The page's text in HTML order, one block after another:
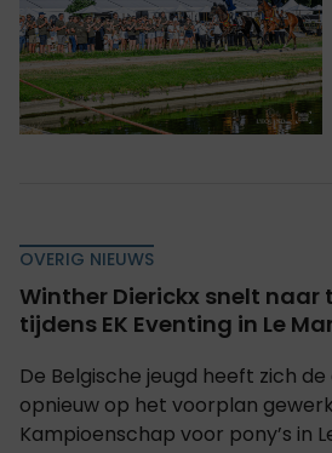
OVERIG NIEUWS
Winther Dierickx snelt
tijdens EK Eventing in Le
De Belgische jeugd heeft zich
opnieuw op het voorplan
Kampioenschap voor pony’s in